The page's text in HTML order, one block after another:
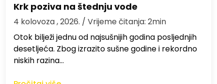
Krk poziva na štednju vode
4 kolovoza , 2026. / Vrijeme čitanja: 2min
Otok bilježi jednu od najsušnijih godina posljednjih
desetljeća. Zbog izrazito sušne godine i rekordno
niskih razina…